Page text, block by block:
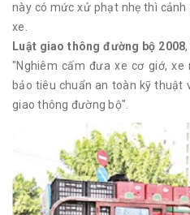
này có mức xử phạt nhẹ thì
xe.
Luật giao thông đường bộ 2008
"Nghiêm cấm đưa xe cơ giớ, xe
bảo tiêu chuẩn an toàn kỹ
giao thông đường bộ".